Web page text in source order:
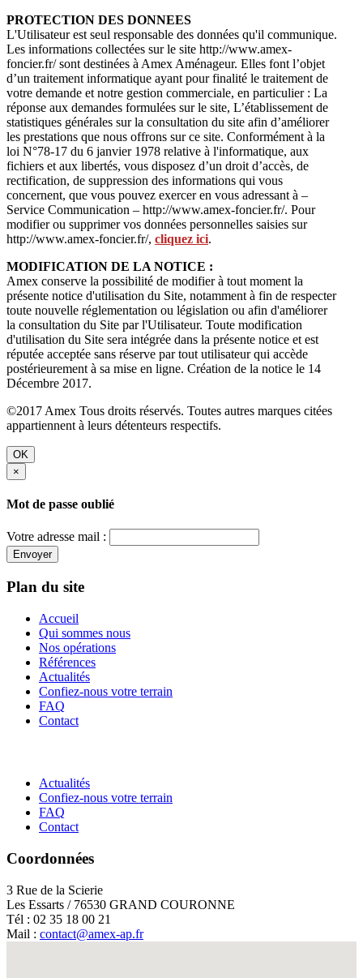
PROTECTION DES DONNEES
L'Utilisateur est seul responsable des données qu'il communique.
Les informations collectées sur le site http://www.amex-
foncier.fr/ sont destinées à Amex Aménageur. Elles font l’objet
d’un traitement informatique ayant pour finalité le traitement de
votre demande et notre gestion commerciale, en particulier : La
réponse aux demandes formulées sur le site, L’établissement de
statistiques générales sur la consultation du site afin d’améliorer
les prestations que nous offrons sur ce site. Conformément à la
loi N°78-17 du 6 janvier 1978 relative à l'informatique, aux
fichiers et aux libertés, vous disposez d’un droit d’accès, de
rectification, de suppression des informations qui vous
concernent, que vous pouvez exercer en vous adressant à –
Service Communication – http://www.amex-foncier.fr/. Pour
modifier ou supprimer vos données personnelles saisies sur
http://www.amex-foncier.fr/, cliquez ici.
MODIFICATION DE LA NOTICE :
Amex conserve la possibilité de modifier à tout moment la
présente notice d'utilisation du Site, notamment à fin de respecter
toute nouvelle réglementation ou législation ou afin d'améliorer
la consultation du Site par l'Utilisateur. Toute modification
d'utilisation du Site sera intégrée dans la présente notice et est
réputée acceptée sans réserve par tout utilisateur qui accède
postérieurement à sa mise en ligne. Création de la notice le 14
Décembre 2017.
©2017 Amex Tous droits réservés. Toutes autres marques citées
appartiennent à leurs détenteurs respectifs.
OK
×
Mot de passe oublié
Votre adresse mail :
Envoyer
Plan du site
Accueil
Qui sommes nous
Nos opérations
Références
Actualités
Confiez-nous votre terrain
FAQ
Contact
Actualités
Confiez-nous votre terrain
FAQ
Contact
Coordonnées
3 Rue de la Scierie
Les Essarts / 76530 GRAND COURONNE
Tél : 02 35 18 00 21
Mail : contact@amex-ap.fr